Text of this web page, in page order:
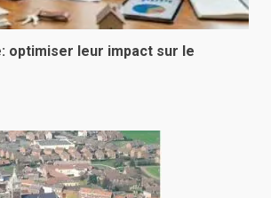
optimiser leur impact sur le